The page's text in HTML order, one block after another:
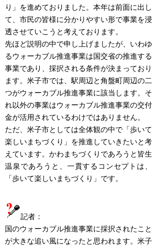
り」を進めておりました。本年は前面に出し
て、市民の皆様に分かりやすい形で事業を浸
透させていこうと考えております。
先ほど説明の中で申し上げましたが、いわゆ
るウォーカブル推進事業は国交省の推進する
事業であり、採択される条件が決まっており
ます。米子市では、駅周辺と角盤町周辺の二
つがウォーカブル推進事業に該当します。そ
れ以外の事業はウォーカブル推進事業の交付
金が活用されているわけではありません。
ただ、米子市としては全体観の中で「歩いて
楽しいまちづくり」を推進していきたいと考
えています。かわまちづくりであろうと皆生
温泉であろうと、一貫するコンセプトは、
「歩いて楽しいまちづくり」です。
記者：
国のウォーカブル推進事業に採択されたこと
が大きな追い風になったと思われます。米子